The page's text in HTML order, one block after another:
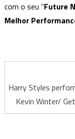
com o seu “Future
Melhor
Harry Styles
Kevin Winter/